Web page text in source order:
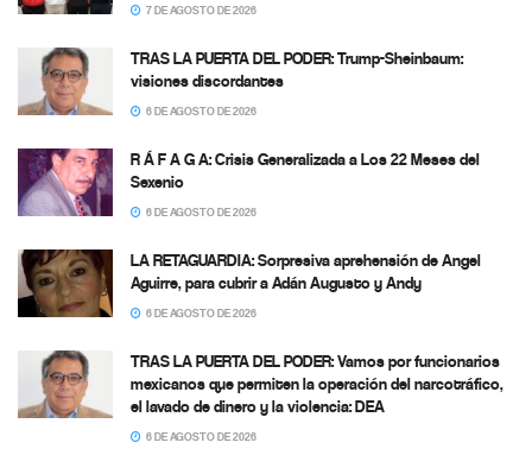
7 DE AGOSTO DE 2026
TRAS LA PUERTA DEL PODER: Trump-Sheinbaum:
visiones discordantes
6 DE AGOSTO DE 2026
R Á F A G A: Crisis Generalizada a Los 22 Meses del
Sexenio
6 DE AGOSTO DE 2026
LA RETAGUARDIA: Sorpresiva aprehensión de Angel
Aguirre, para cubrir a Adán Augusto y Andy
6 DE AGOSTO DE 2026
TRAS LA PUERTA DEL PODER: Vamos por funcionarios
mexicanos que permiten la operación del narcotráfico,
el lavado de dinero y la violencia: DEA
6 DE AGOSTO DE 2026